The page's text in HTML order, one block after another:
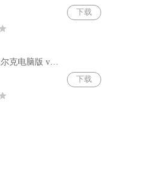
下载
欢迎来到埃尔克电脑版 v1.22.4
下载